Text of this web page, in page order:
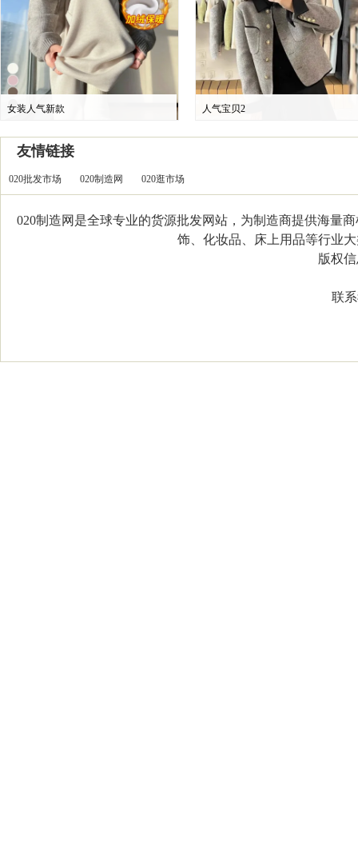
女装人气新款 人气宝贝2
友情链接
020批发市场 020制造网 020逛市场
020制造网是全球专业的货源批发网站，为制造商提供海量
饰、化妆品、床上用品等行业
版权信
联